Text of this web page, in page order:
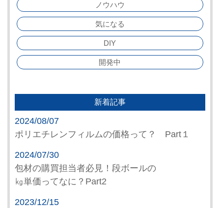
ノウハウ
気になる
DIY
開発中
新着記事
2024/08/07
ポリエチレンフィルムの価格って？ Part１
2024/07/30
包材の購買担当者必見！段ボールの
㎏単価ってなに？Part2
2023/12/15